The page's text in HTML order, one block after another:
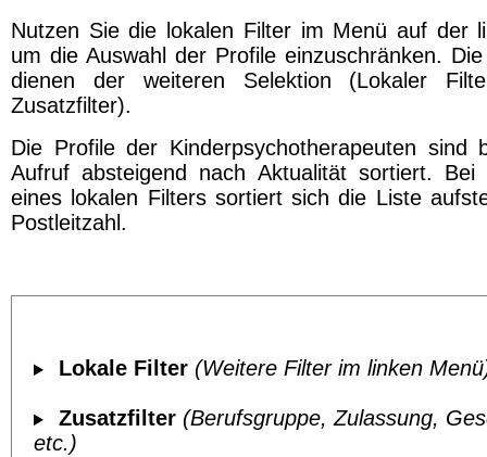
Nutzen Sie die lokalen Filter im Menü auf der
um die Auswahl der Profile einzuschränken.
dienen der weiteren Selektion (Lokaler
Zusatzfilter).
Die Profile der Kinderpsychotherapeuten sind
Aufruf absteigend nach Aktualität sortiert. Bei
eines lokalen Filters sortiert sich die Liste
Postleitzahl.
Lokale Filter (Weitere Filter im linken
Zusatzfilter (Berufsgruppe, Zulassung,
etc.)